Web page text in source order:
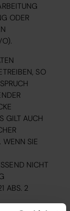
ODER
SO
GILT AUCH
WENN SIE
NICHT
ABS. 2